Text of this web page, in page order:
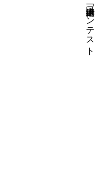
街道山車「街道絵」コンテスト